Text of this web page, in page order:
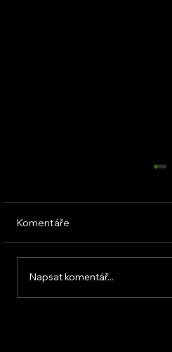
Komentáře
Napsat komentář...